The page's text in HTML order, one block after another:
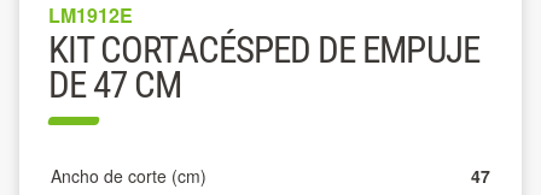
LM1912E
KIT CORTACÉSPED DE EMPUJE
DE 47 CM
Ancho de corte (cm) 47